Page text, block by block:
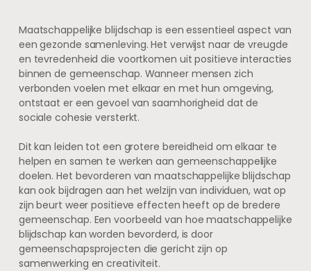
Maatschappelijke blijdschap is een essentieel aspect van
een gezonde samenleving. Het verwijst naar de vreugde
en tevredenheid die voortkomen uit positieve interacties
binnen de gemeenschap. Wanneer mensen zich
verbonden voelen met elkaar en met hun omgeving,
ontstaat er een gevoel van saamhorigheid dat de
sociale cohesie versterkt.
Dit kan leiden tot een grotere bereidheid om elkaar te
helpen en samen te werken aan gemeenschappelijke
doelen. Het bevorderen van maatschappelijke blijdschap
kan ook bijdragen aan het welzijn van individuen, wat op
zijn beurt weer positieve effecten heeft op de bredere
gemeenschap. Een voorbeeld van hoe maatschappelijke
blijdschap kan worden bevorderd, is door
gemeenschapsprojecten die gericht zijn op
samenwerking en creativiteit.